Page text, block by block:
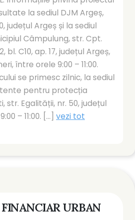
la sediul DJM Argeș,
județul Argeș și la sediul
Câmpulung, str. Cpt.
bl. C10, ap. 17, județul Argeș,
între orele 9:00 – 11:00.
se primesc zilnic, la sediul
pentru protecția
str. Egalității, nr. 50, județul
– 11:00. [...] vezi tot
URBAN